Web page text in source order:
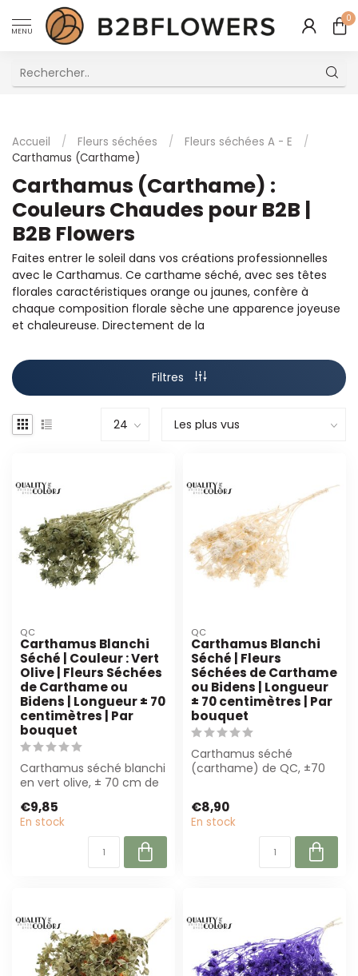
MENU
0
Accueil / Fleurs séchées / Fleurs séchées A - E
/
Carthamus (Carthame)
Carthamus (Carthame) :
Couleurs Chaudes pour B2B |
B2B Flowers
Faites entrer le soleil dans vos créations professionnelles
avec le Carthamus. Ce carthame séché, avec ses têtes
florales caractéristiques orange ou jaunes, confère à
chaque composition florale sèche une apparence joyeuse
et chaleureuse. Directement de la
Filtres
QC
Carthamus Blanchi
Séché | Couleur : Vert
Olive | Fleurs Séchées
de Carthame ou
Bidens | Longueur ± 70
centimètres | Par
bouquet
Carthamus séché blanchi
en vert olive, ± 70 cm de
créatio...
€9,85
En stock
QC
Carthamus Blanchi
Séché | Fleurs
Séchées de Carthame
ou Bidens | Longueur
± 70 centimètres | Par
bouquet
Carthamus séché
(carthame) de QC, ±70
€8,90
En stock